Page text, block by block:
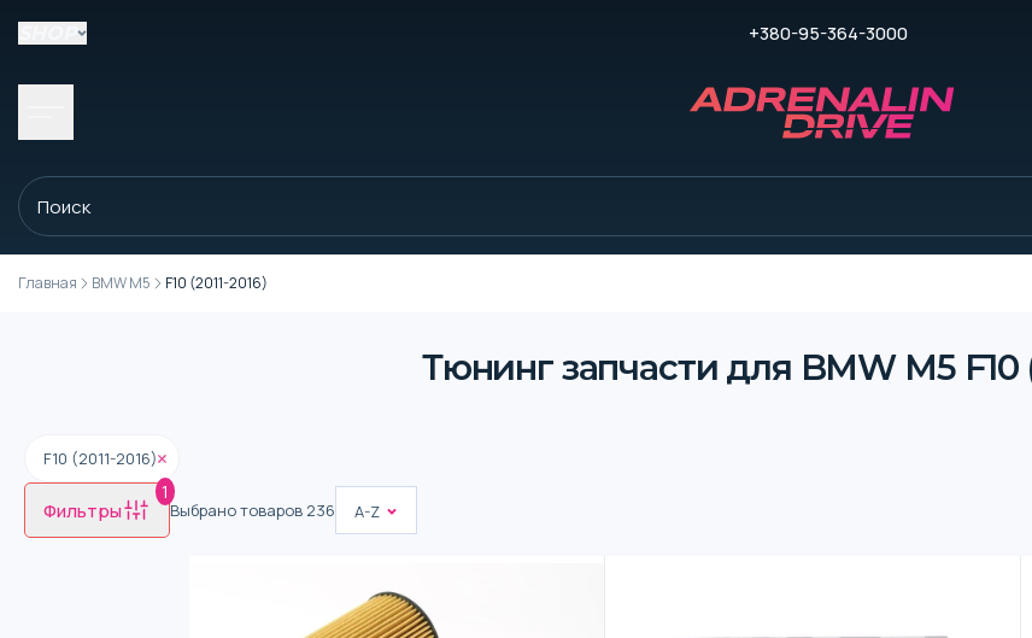
+380-95-364-3000
Главная BMW M5 F10 (2011-2016)
Тюнинг запчасти для BMW M5 F10
F10 (2011-2016)
Фильтры
1
Выбрано товаров 236 A-Z